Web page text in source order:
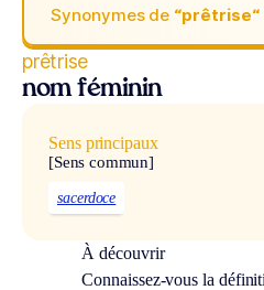
Synonymes de “prêtrise“
prêtrise
nom féminin
Sens principaux
[Sens commun]
sacerdoce
À découvrir
Connaissez-vous la